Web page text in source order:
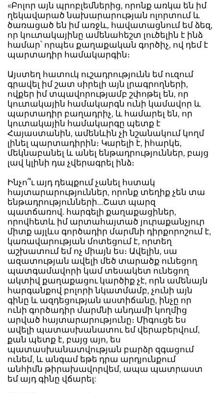
«Բոլոր այն պրոբլեմներից, որոնք առկա են իմ
ղեկավարած նախարարության ոլորտում և
ծառացած են իմ առջև, հավատացնում եմ ձեզ,
որ կուտակայինը ամենահեշտ լուծելին է ինձ
համար՝ որպես քաղաքական գործիչ, ով դեմ է
պարտադիր համակարգին։
Այստեղ հատուկ ուշադրությունն եմ ուզում
գրավել իմ շատ սիրելի այն լրագրողների,
ովքեր իմ տպավորությամբ շփոթել են, որ
կուտակային համակարգն ունի կամավոր և
պարտադիր բաղադրիչ, և համարել են, որ
կուտակային համակարգը պետք է
Հայաստանին, ամենևին չի նշանակում կողմ
լինել պարտադիրին։ Կարելի է, իհարկե,
մեկնաբանել և անել ենթադրություններ, բայց
լավ կլինի դա չվերագրել ինձ։
Ինչո՞ւ այդ դեպքում չանել հստակ
հայտարարություններ, որոնք տեղիք չեն տա
ենթադրությունների...Շատ պարզ
պատճառով. հարգելի քաղաքացիներ,
որովհետև իմ արտահայտած յուրաքանչյուր
միտք այլևս գործադիր մարմնի դիրքորոշում է,
կառավարության մոտեցում է, որտեղ
աշխատում եմ ոչ միայն ես։ Ավելին, սա
ազատության ավելի մեծ տարածք ունեցող
պատգամավորի կամ տեսակետ ունեցող
ակտիվ քաղաքացու կարծիք չէ, որն ամենայն
հարգանքով բոլորի նկատմամբ, չունի այն
գինը և ազդեցության աստիճանը, ինչը որ
ունի գործադիր մարմնի անդամի կողմից
արված հայտարարությունը։ Միգուցե ես
ավելի պատասխանատու եմ վերաբերվում,
քան պետք է, բայց այո, ես
պատասխանատվության բարձր զգացում
ունեմ, և անգամ եթե դրա արդյունքում
անհիմն թիրախավորվեմ, ապա պատրաստ
եմ այդ գինը վճարել: